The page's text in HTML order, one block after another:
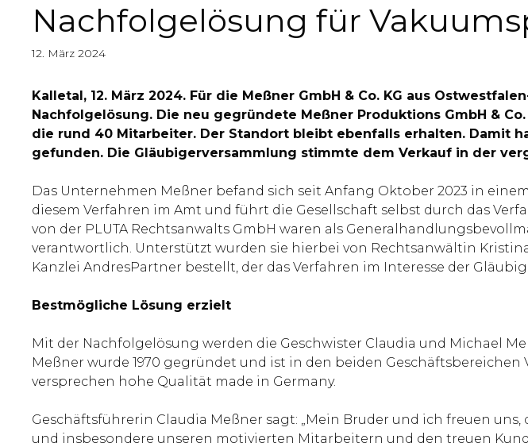
Nachfolgelösung für
12. März 2024
Kalletal, 12. März 2024. Für die Meßner GmbH & Co. KG aus
Nachfolgelösung. Die neu gegründete Meßner Produktions GmbH &
die rund 40 Mitarbeiter. Der Standort bleibt ebenfalls erhalten. Damit
gefunden. Die Gläubigerversammlung stimmte dem Verkauf in der
Das Unternehmen Meßner befand sich seit Anfang Oktober 2023 in
diesem Verfahren im Amt und führt die Gesellschaft selbst durch das
von der PLUTA Rechtsanwalts GmbH waren als
verantwortlich. Unterstützt wurden sie hierbei von Rechtsanwältin
Kanzlei AndresPartner bestellt, der das Verfahren im Interesse der
Bestmögliche Lösung erzielt
Mit der Nachfolgelösung werden die Geschwister Claudia und Michael
Meßner wurde 1970 gegründet und ist in den beiden
versprechen hohe Qualität made in Germany.
Geschäftsführerin Claudia Meßner sagt: „Mein Bruder und ich freuen
und insbesondere unseren motivierten Mitarbeitern und den treuen